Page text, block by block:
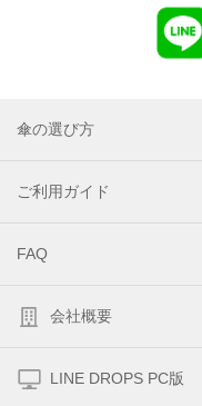
傘の選び方
ご利用ガイド
FAQ
会社概要
LINE DROPS PC版